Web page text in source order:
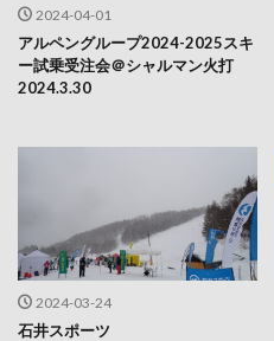
2024-04-01
アルペングループ2024-2025スキ
ー試乗受注会＠シャルマン火打
2024.3.30
2024-03-24
石井スポーツ